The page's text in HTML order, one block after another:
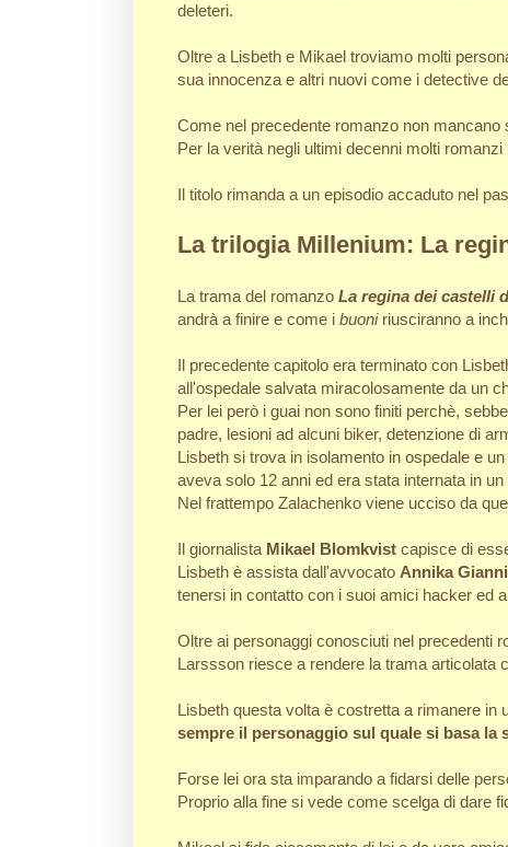
deleteri.
Oltre a Lisbeth e Mikael troviamo molti
sua innocenza e altri nuovi come i detective
Come nel precedente romanzo non
Per la verità negli ultimi decenni molti
Il titolo rimanda a un episodio accaduto nel
La trilogia Millenium: La
La trama del romanzo La regina dei castelli
andrà a finire e come i buoniriusciranno a
Il precedente capitolo era terminato con
all'ospedale salvata miracolosamente da un
Per lei però i guai non sono finiti perchè,
padre, lesioni ad alcuni biker, detenzione di
Lisbeth si trova in isolamento in ospedale e
aveva solo 12 anni ed era stata internata in
Nel frattempo Zalachenko viene ucciso da
Il giornalista Mikael Blomkvist capisce di
Lisbeth è assista dall'avvocato Annika
tenersi in contatto con i suoi amici hacker ed
Oltre ai personaggi conosciuti nel precedenti
Larssson riesce a rendere la trama articolata
Lisbeth questa volta è costretta a rimanere
sempre il personaggio sul quale si basa la
Forse lei ora sta imparando a fidarsi delle
Proprio alla fine si vede come scelga di dare